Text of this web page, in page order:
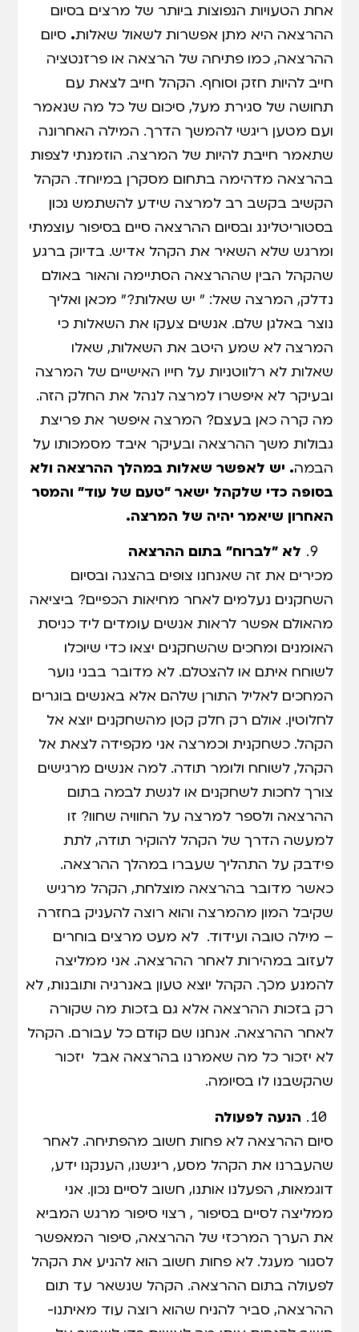
אחת הטעויות הנפוצות ביותר של מרצים בסיום
ההרצאה היא מתן אפשרות לשאול שאלות. סיום
ההרצאה, כמו פתיחה של הרצאה או פרזנטציה
חייב להיות חזק וסוחף. הקהל חייב לצאת עם
תחושה של סגירת מעל, סיכום של כל מה שנאמר
ועם מטען ריגשי להמשך הדרך. המילה האחרונה
שתאמר חייבת להיות של המרצה. הוזמנתי לצפות
בהרצאה מדהימה בתחום מסקרן במיוחד. הקהל
הקשיב בקשב רב למרצה שידע להשתמש נכון
בסטוריטלינג ובסיום ההרצאה סיים בסיפור עוצמתי
ומרגש שלא השאיר את הקהל אדיש. בדיוק ברגע
שהקהל הבין שההרצאה הסתיימה והאור באולם
נדלק, המרצה שאל: " יש שאלות?" מכאן ואליך
נוצר באלגן שלם. אנשים צעקו את השאלות כי
המרצה לא שמע היטב את השאלות, שאלו
שאלות לא רלווטניות על חייו האישיים של המרצה
ובעיקר לא איפשרו למרצה לנהל את החלק הזה.
מה קרה כאן בעצם? המרצה איפשר את פריצת
גבולות משך ההרצאה ובעיקר איבד מסמכותו על
הבמה. יש לאפשר שאלות במהלך ההרצאה ולא
בסופה כדי שלקהל ישאר "טעם של עוד" והמסר
האחרון שיאמר יהיה של המרצה.
לא "לברוח" בתום ההרצאה
מכירים את זה שאנחנו צופים בהצגה ובסיום
השחקנים נעלמים לאחר מחיאות הכפיים? ביציאה
מהאולם אפשר לראות אנשים עומדים ליד כניסת
האומנים ומחכים שהשחקנים יצאו כדי שיוכלו
לשוחח איתם או להצטלם. לא מדובר בבני נוער
המחכים לאליל התורן שלהם אלא באנשים בוגרים
לחלוטין. אולם רק חלק קטן מהשחקנים יוצא אל
הקהל. כשחקנית וכמרצה אני מקפידה לצאת אל
הקהל, לשוחח ולומר תודה. למה אנשים מרגישים
צורך לחכות לשחקנים או לגשת לבמה בתום
ההרצאה ולספר למרצה על החוויה שחוו? זו
למעשה הדרך של הקהל להוקיר תודה, לתת
פידבק על התהליך שעברו במהלך ההרצאה.
כאשר מדובר בהרצאה מוצלחת, הקהל מרגיש
שקיבל המון מהמרצה והוא רוצה להעניק בחזרה
– מילה טובה ועידוד. לא מעט מרצים בוחרים
לעזוב במהירות לאחר ההרצאה. אני ממליצה
להמנע מכך. הקהל יוצא טעון באנרגיה ותובנות, לא
רק בזכות ההרצאה אלא גם בזכות מה שקורה
לאחר ההרצאה. אנחנו שם קודם כל עבורם. הקהל
לא יזכור כל מה שאמרנו בהרצאה אבל יזכור
שהקשבנו לו בסיומה.
הנעה לפעולה
סיום ההרצאה לא פחות חשוב מהפתיחה. לאחר
שהעברנו את הקהל מסע, ריגשנו, הענקנו ידע,
דוגמאות, הפעלנו אותנו, חשוב לסיים נכון. אני
ממליצה לסיים בסיפור , רצוי סיפור מרגש המביא
את הערך המרכזי של ההרצאה, סיפור המאפשר
לסגור מעגל. לא פחות חשוב הוא להניע את הקהל
לפעולה בתום ההרצאה. הקהל שנשאר עד תום
ההרצאה, סביר להניח שהוא רוצה עוד מאיתנו-